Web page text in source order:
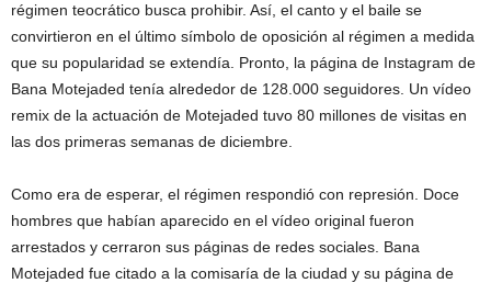
régimen teocrático busca prohibir. Así, el canto y el baile se
convirtieron en el último símbolo de oposición al régimen a medida
que su popularidad se extendía. Pronto, la página de Instagram de
Bana Motejaded tenía alrededor de 128.000 seguidores. Un vídeo
remix de la actuación de Motejaded tuvo 80 millones de visitas en
las dos primeras semanas de diciembre.
Como era de esperar, el régimen respondió con represión. Doce
hombres que habían aparecido en el vídeo original fueron
arrestados y cerraron sus páginas de redes sociales. Bana
Motejaded fue citado a la comisaría de la ciudad y su página de